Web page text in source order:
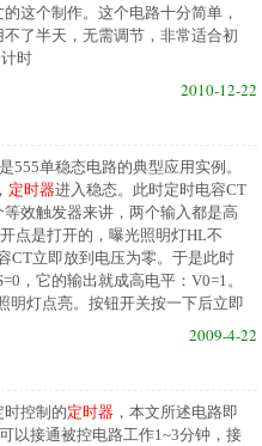
这个制作。这个电路十分简单，
了半天，无需调节，非常适合初
时
2010-12-22
是555单稳态电路的典型应用实例。
定时器进入稳态。此时定时电容CT
效触发器来讲，两个输入都是高
点是打开的，曝光照明灯HL不
CT立即放到电压为零。于是此时
，它的输出就成高电平：V0=1。
明灯点亮。按钮开关按一下后立即
2009-4-22
控制的定时器 ，本文所述电路即
可以接通被控电路工作1~3分钟，接